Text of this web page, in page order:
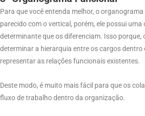
Para que você entenda melhor, o
parecido com o vertical, porém, ele possui
determinante que os diferenciam. Isso porque,
determinar a hierarquia entre os cargos dentro
representar as relações funcionais existentes.
Deste modo, é muito mais fácil para que os
fluxo de trabalho dentro da organização.